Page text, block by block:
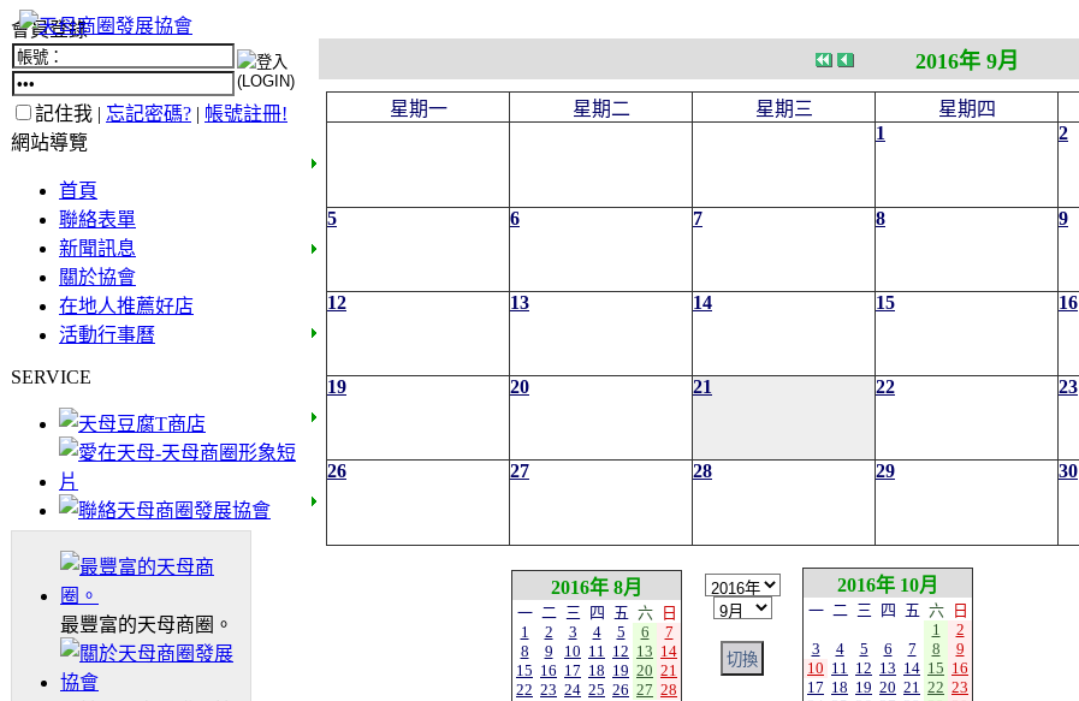
會員登錄
記住我 | 忘記密碼? | 帳號註冊!
網站導覽
首頁
聯絡表單
新聞訊息
關於協會
在地人推薦好店
活動行事曆
SERVICE
最豐富的天母商圈。
2016年 9月
星期一 星期二 星期三 星期四
1
2
5 6 7 8 9
12 13 14 15 16
19 20 21 22 23
26 27 28 29 30
2016年 8月
一 二 三 四 五 六
日
1
2 3 4 5 6
7
8
9 10 11 12 13 14
15 16 17 18 19 20 21
22 23 24 25 26 27 28
2016年 10月
一 二 三 四 五 六
日
1
2
3
4 5 6 7 8
9
10 11 12 13 14 15 16
17 18 19 20 21 22 23